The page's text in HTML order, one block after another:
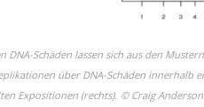
Schäden lassen sich aus den
über DNA-Schäden innerhalb
Expositionen (rechts). ©Craig Anderson